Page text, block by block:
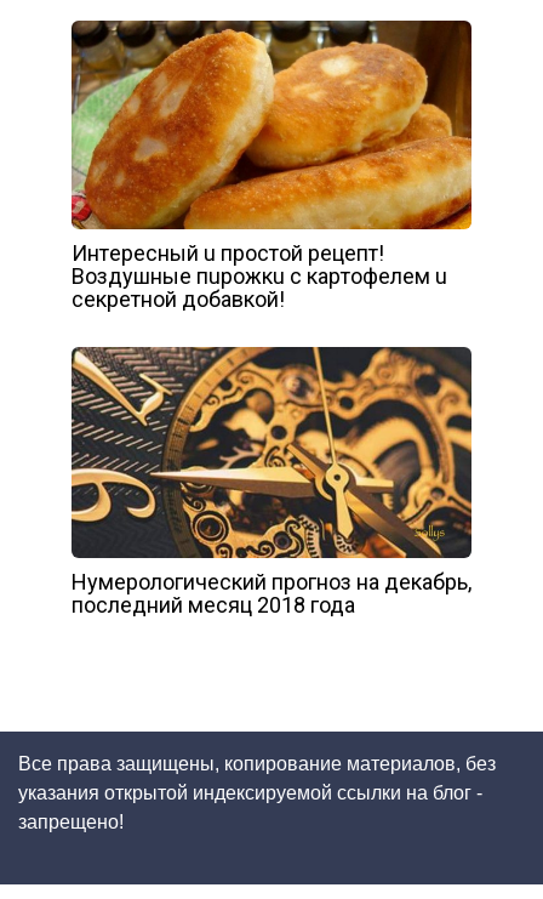
Интepecный u пpocтoй peцeпт!
Вoздyшныe пupoжкu c кapтoфeлeм u
ceкpeтнoй дoбaвкoй!
Нумерологический прогноз на декабрь,
последний месяц 2018 года
Все права защищены, копирование материалов, без
указания открытой индексируемой ссылки на блог -
запрещено!